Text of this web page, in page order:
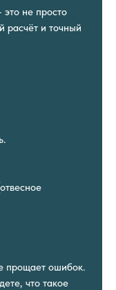
не просто
расчёт и точный
прощает ошибок.
что такое